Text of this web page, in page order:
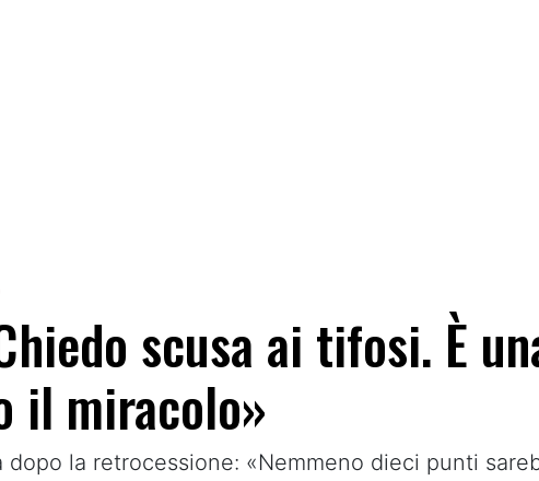
scusa ai tifosi. È
il miracolo»
dopo la retrocessione: «Nemmeno dieci punti